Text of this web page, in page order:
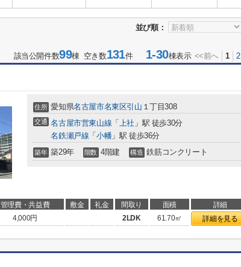
並び順：
該当公開件数99棟 空き数131件1-30棟表示 <<前へ 1 2
住所 愛知県名古屋市名東区引山 １丁目308
交通 名古屋市営東山線 「 上社 」駅 徒歩30分
名鉄瀬戸線 「 小幡 」駅 徒歩36分
築年 築29年 階数 4階建 構造 鉄筋コンクリート
管理費・共益費 敷金 礼金 間取り 面積 詳細
4,000円 2LDK 61.70㎡ 詳細を見る